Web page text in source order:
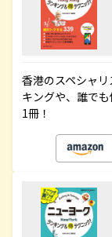
香港のスペシャ
キングや、誰で
1冊！